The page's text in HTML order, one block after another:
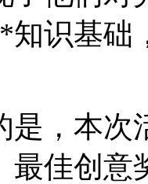
识基础
是，本次
最佳创意